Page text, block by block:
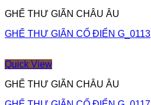
GHẾ THƯ GIÃN CHÂU ÂU
GHẾ THƯ GIÃN CỔ ĐIỂN G_0113
Quick View
GHẾ THƯ GIÃN CHÂU ÂU